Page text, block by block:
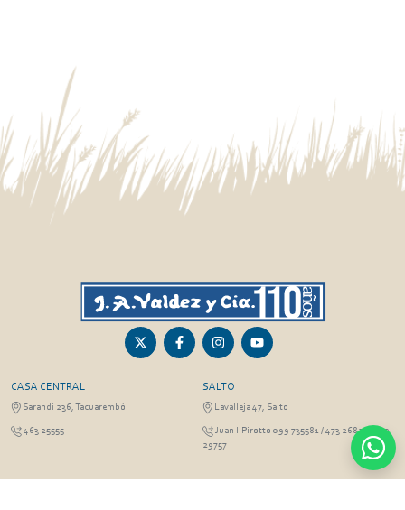
CASA CENTRAL
Sarandí 236, Tacuarembó
463 25555
SALTO
Lavalleja 47, Salto
Juan I.Pirotto 099 735581 / 473 26826 / 473
29757